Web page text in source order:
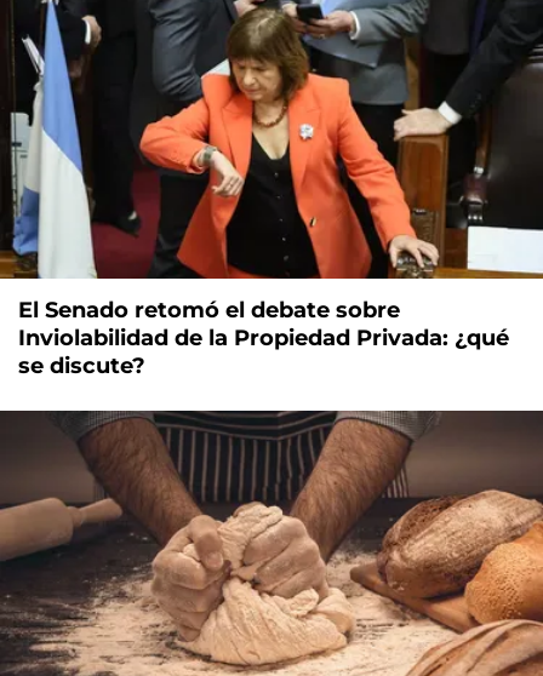
El Senado retomó el debate sobre
Inviolabilidad de la Propiedad Privada: ¿qué
se discute?